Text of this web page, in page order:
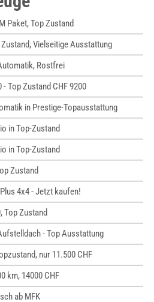
Paket, Top Zustand
Zustand, Vielseitige Ausstattung
Rostfrei
- Top Zustand CHF 9200
in Prestige-Topausstattung
in Top-Zustand
in Top-Zustand
Zustand
4x4 - Jetzt kaufen!
Top Zustand
- Top Ausstattung
nur 11.500 CHF
km, 14000 CHF
ab MFK